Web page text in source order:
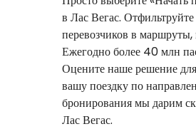
в Лас Вегас.
перевозчиков в
Ежегодно более 40 млн
Оцените наше решение
вашу поездку по
бронирования мы дарим
Лас Вегас.